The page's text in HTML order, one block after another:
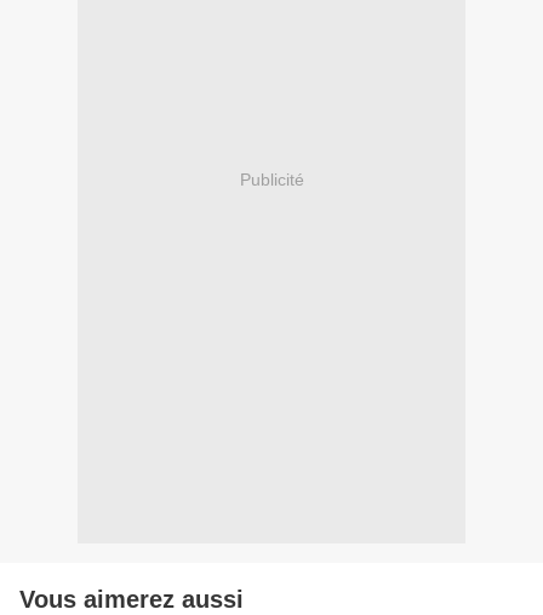
Publicité
Vous aimerez aussi